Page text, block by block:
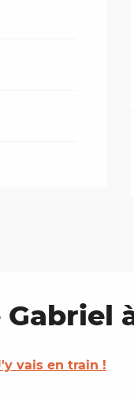
vais en train !